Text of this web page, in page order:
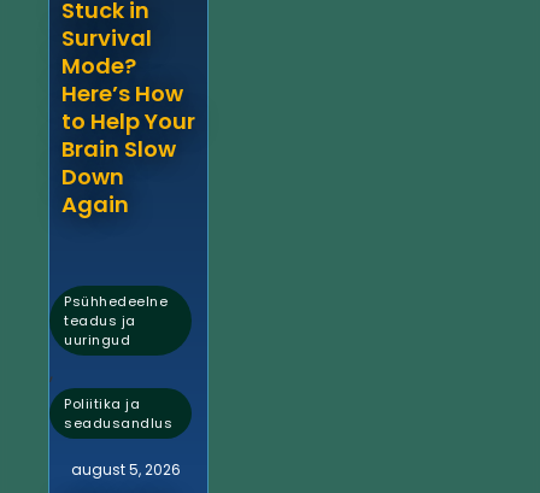
Stuck in
Survival
Mode?
Here’s How
to Help Your
Brain Slow
Down
Again
Psühhedeelne
teadus ja
uuringud
,
Poliitika ja
seadusandlus
august 5, 2026